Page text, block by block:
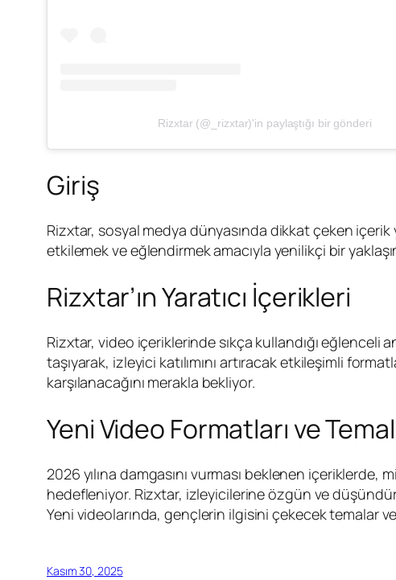
Rizxtar (@_rizxtar)'in paylaştığı bir gönderi
Giriş
Rizxtar, sosyal medya dünyasında dikkat çeken içerik
etkilemek ve eğlendirmek amacıyla yenilikçi bir
Rizxtar’ın Yaratıcı İçerikleri
Rizxtar, video içeriklerinde sıkça kullandığı eğlenceli
taşıyarak, izleyici katılımını artıracak etkileşimli
karşılanacağını merakla bekliyor.
Yeni Video Formatları ve
2026 yılına damgasını vurması beklenen
hedefleniyor. Rizxtar, izleyicilerine özgün ve
Yeni videolarında, gençlerin ilgisini çekecek temalar
Kasım 30, 2025